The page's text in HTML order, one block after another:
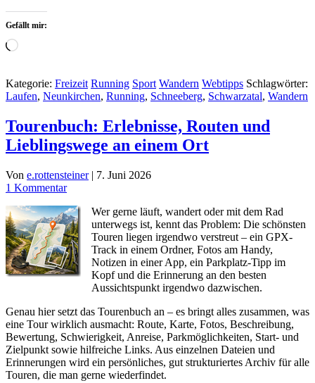
Gefällt mir:
Wird
Kategorie: Freizeit Running Sport Wandern Webtipps Schlagwörter:
Laufen, Neunkirchen, Running, Schneeberg, Schwarzatal, Wandern
Tourenbuch: Erlebnisse, Routen und
Lieblingswege an einem Ort
Von e.rottensteiner | 7. Juni 2026
1 Kommentar
Wer gerne läuft, wandert oder mit dem Rad
unterwegs ist, kennt das Problem: Die schönsten
Touren liegen irgendwo verstreut – ein GPX-
Track in einem Ordner, Fotos am Handy,
Notizen in einer App, ein Parkplatz-Tipp im
Kopf und die Erinnerung an den besten
Aussichtspunkt irgendwo dazwischen.
Genau hier setzt das Tourenbuch an – es bringt alles zusammen, was
eine Tour wirklich ausmacht: Route, Karte, Fotos, Beschreibung,
Bewertung, Schwierigkeit, Anreise, Parkmöglichkeiten, Start- und
Zielpunkt sowie hilfreiche Links. Aus einzelnen Dateien und
Erinnerungen wird ein persönliches, gut strukturiertes Archiv für alle
Touren, die man gerne wiederfindet.